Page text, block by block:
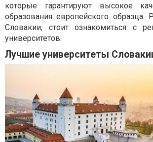
которые гарантируют высокое
образования европейского образца.
Словакии, стоит ознакомиться с
университетов.
Лучшие университеты